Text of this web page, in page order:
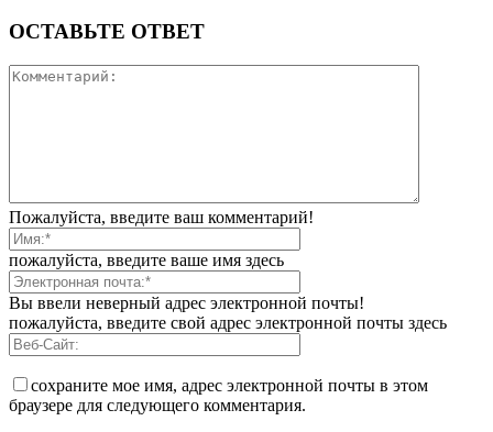
ОСТАВЬТЕ ОТВЕТ
Пожалуйста, введите ваш комментарий!
пожалуйста, введите ваше имя здесь
Вы ввели неверный адрес электронной почты!
пожалуйста, введите свой адрес электронной почты здесь
сохраните мое имя, адрес электронной почты в этом
браузере для следующего комментария.